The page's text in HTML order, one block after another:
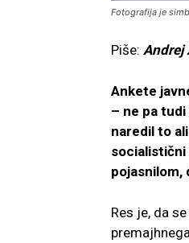
Fotografija je
Piše: Andrej
Ankete
– ne pa
naredil to
socialistični
pojasnilom,
Res je, da